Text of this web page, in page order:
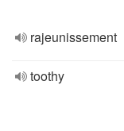
rajeunissement
toothy